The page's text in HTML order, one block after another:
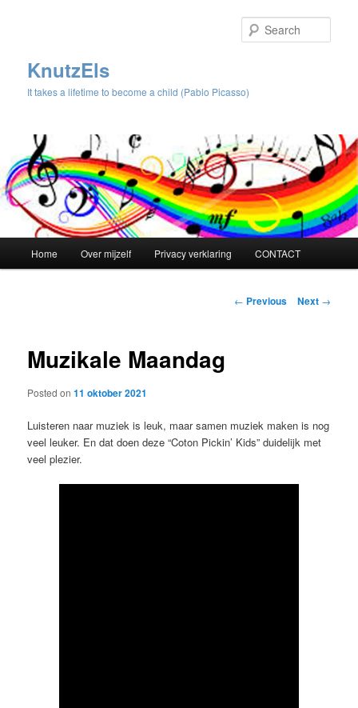
KnutzEls
It takes a lifetime to become a child (Pablo Picasso)
Skip
content
Home Over mijzelf Privacy verklaring CONTACT
Post
← Previous Next →
Muzikale Maandag
Posted on11 oktober 2021
Luisteren naar muziek is leuk, maar samen muziek maken is nog
veel leuker. En dat doen deze “Coton Pickin’ Kids” duidelijk met
veel plezier.